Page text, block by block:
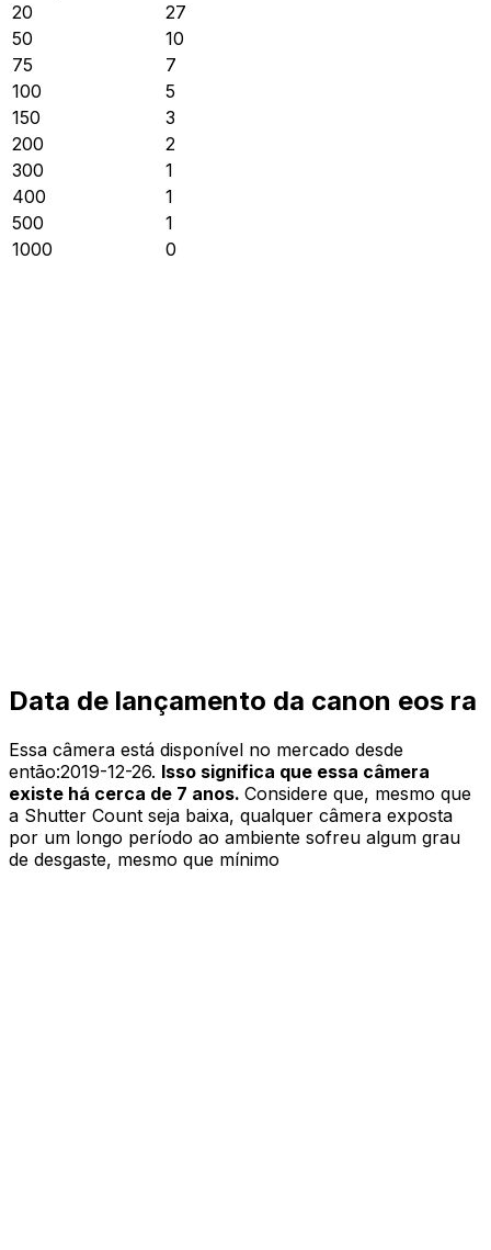
20
27
50
10
75
7
100
5
150
3
200
2
300
1
400
1
500
1
1000
0
Data de lançamento da canon eos ra
Essa câmera está disponível no mercado desde
então:2019-12-26. Isso significa que essa câmera
existe há cerca de 7 anos. Considere que, mesmo que
a Shutter Count seja baixa, qualquer câmera exposta
por um longo período ao ambiente sofreu algum grau
de desgaste, mesmo que mínimo